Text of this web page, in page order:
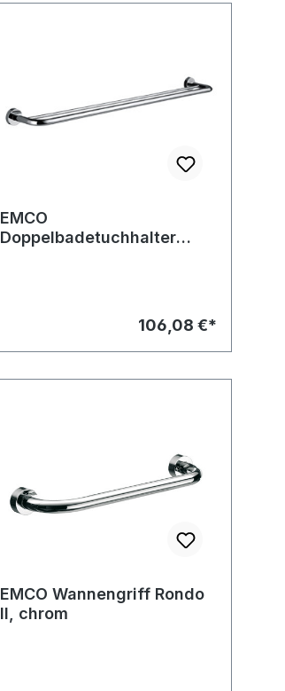
EMCO
Doppelbadetuchhalter
106,08 €*
EMCO Wannengriff Rondo
II, chrom